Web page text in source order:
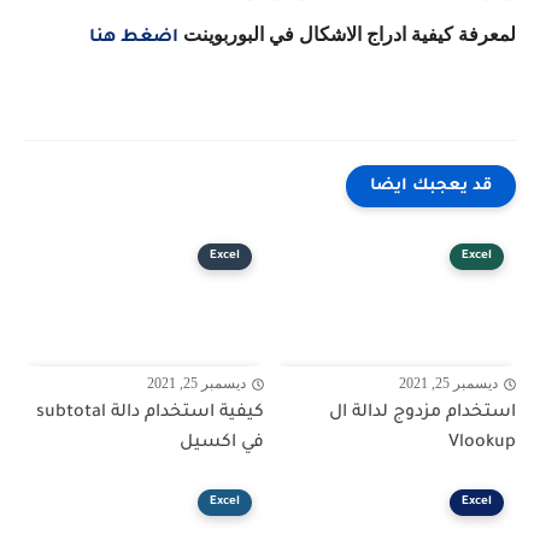
لمعرفة كيفية ادراج الاشكال في البوربوينت اضغط هنا
قد يعجبك ايضا
Excel
ديسمبر 25, 2021
استخدام مزدوج لدالة ال
Vlookup
Excel
ديسمبر 25, 2021
كيفية استخدام دالة subtotal
في اكسيل
Excel
Excel